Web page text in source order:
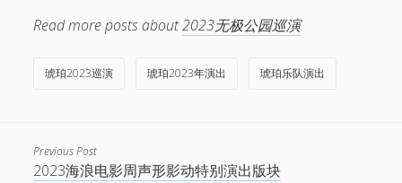
Read more posts about2023无极公园巡演
琥珀2023巡演 琥珀2023年演出 琥珀乐队演出
Previous Post
2023海浪电影周声形影动特别演出版块